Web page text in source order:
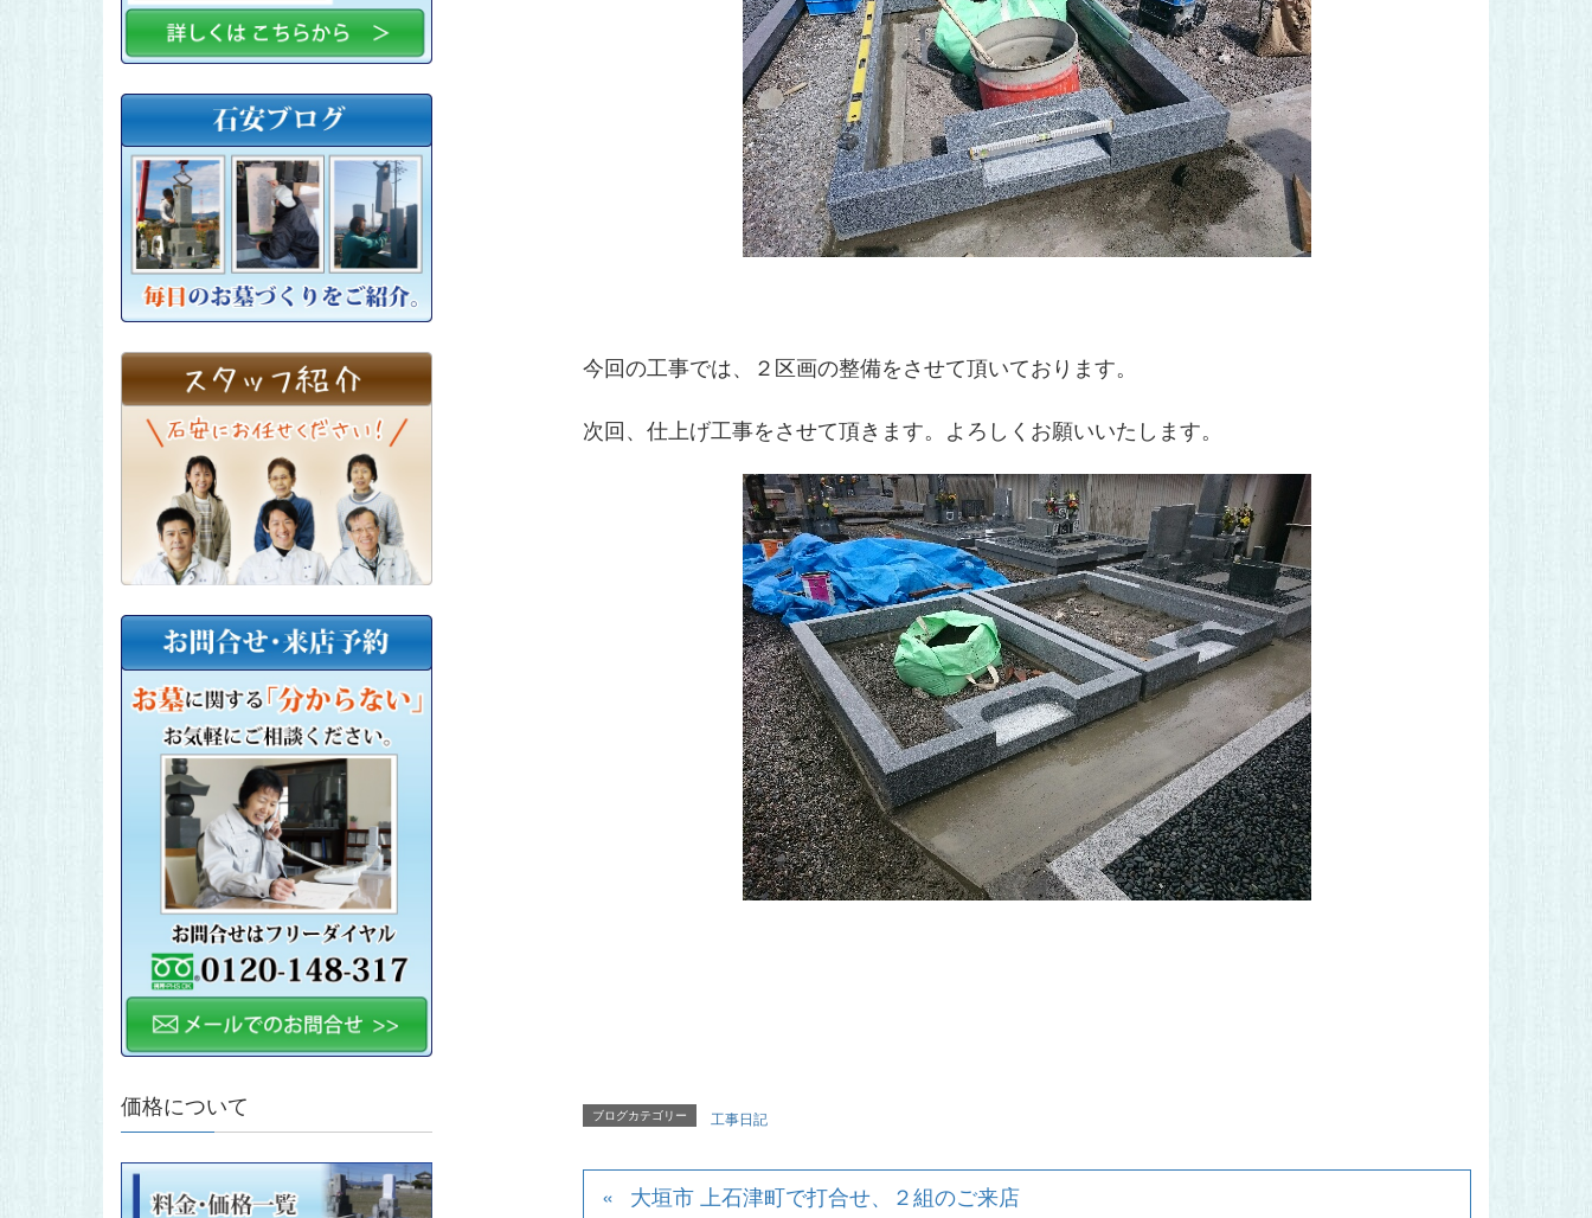
今回の工事では、２区画の整備をさせて頂いております。
次回、仕上げ工事をさせて頂きます。よろしくお願いいたします。
ブログカテゴリー 工事日記
大垣市 上石津町で打合せ、２組のご来店
価格について